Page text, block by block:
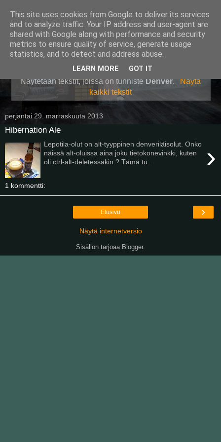
Pullollinen
Näytetään tekstit, joissa on tunniste Denver.
Näytä
kaikki tekstit
perjantai 29. marraskuuta 2013
Hibernation Ale
›
Lepotila-olut on alt-tyyppinen denveriläisolut. Onko
näissä alt-oluissa aina joku tietokonevinkki, kuten
oli ctrl-alt-deletessäkin ? Tämä tu...
1 kommentti:
›
Etusivu
Näytä internetversio
Sisällön tarjoaa Blogger.
This site uses cookies from Google to deliver its services
and to analyze traffic. Your IP address and user-agent are
shared with Google along with performance and security
metrics to ensure quality of service, generate usage
statistics, and to detect and address abuse.
LEARN MORE GOT IT